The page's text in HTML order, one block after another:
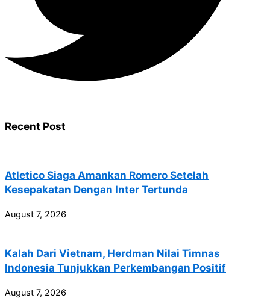
Recent Post
Atletico Siaga Amankan Romero Setelah
Kesepakatan Dengan Inter Tertunda
August 7, 2026
Kalah Dari Vietnam, Herdman Nilai Timnas
Indonesia Tunjukkan Perkembangan Positif
August 7, 2026